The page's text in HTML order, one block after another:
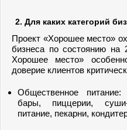
2. Для каких категорий
Проект «Хорошее место»
бизнеса по состоянию на
Хорошее место»
доверие клиентов
Общественное
бары, пиццерии,
питание, пекарни,